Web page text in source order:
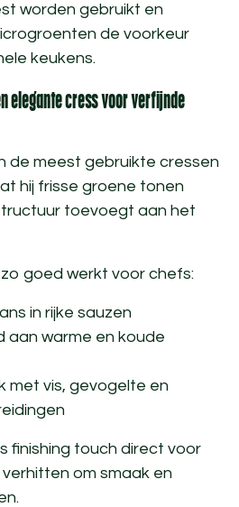
worden gebruikt en
de voorkeur
keukens.
elegante cress voor verfijnde
de meest gebruikte cressen
hij frisse groene tonen
toevoegt aan het
goed werkt voor chefs:
in rijke sauzen
aan warme en koude
met vis, gevogelte en
finishing touch direct voor
om smaak en